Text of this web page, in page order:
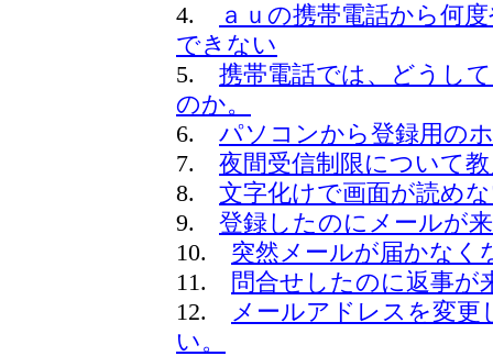
4.
ａｕの携帯電話から何
できない
5. 携帯電話では、どうし
のか。
6. パソコンから登録用の
7. 夜間受信制限について
8. 文字化けで画面が読め
9. 登録したのにメールが
10. 突然メールが届かなく
11.
問合せしたのに返事が
12.
メールアドレスを変更
い。